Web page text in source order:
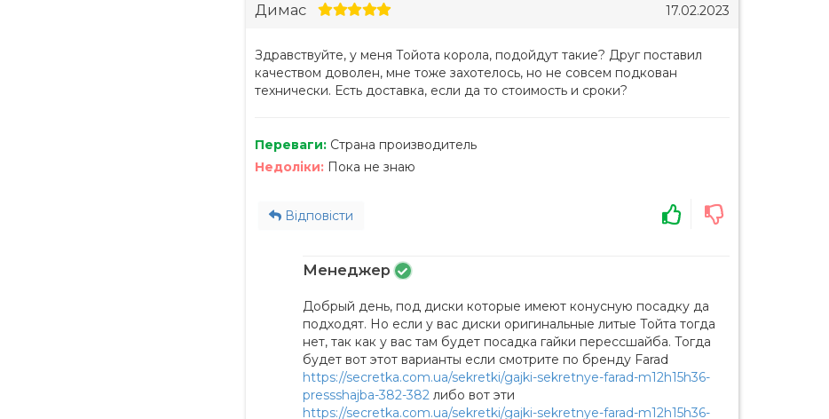
Димас 17.02.2023
Здравствуйте, у меня Тойота корола, подойдут такие? Друг поставил
качеством доволен, мне тоже захотелось, но не совсем подкован
технически. Есть доставка, если да то стоимость и сроки?
Переваги: Страна производитель
Недоліки: Пока не знаю
Відповісти
Менеджер
Добрый день, под диски которые имеют конусную посадку да
подходят. Но если у вас диски оригинальные литые Тойта тогда
нет, так как у вас там будет посадка гайки перессшайба. Тогда
будет вот этот варианты если смотрите по бренду Farad
https://secretka.com.ua/sekretki/gajki-sekretnye-farad-m12h15h36-
pressshajba-382-382либо вот эти
https://secretka.com.ua/sekretki/gajki-sekretnye-farad-m12h15h36-